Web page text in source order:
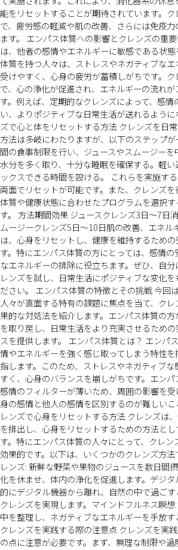
能をリセットすることが期待されています。ク
で、疲労感の軽減や肌の改善、さらには免疫
ます。 エンパス体質への影響とクレンズの重
は、他者の感情やエネルギーに敏感である状
体質を持つ人々は、ストレスやネガティブな
受けやすく、心身の疲労が蓄積しがちです。
で、心の浄化が促進され、エネルギーの流れが
す。例えば、定期的なクレンズによって、感情
い、よりポジティブな日常生活が送れるように
ズで心と体をリセットする方法 クレンズを日
方法は多岐にわたりますが、以下のステップが
間の食事制限を行い、ジュースやスムージーを
水分を多く取り、十分な睡眠を確保する。軽い
ックスできる時間を設ける。 これらを実施す
両面でリセットが可能です。また、クレンズ
体質や健康状態に合わせたプログラムを選択
す。 方法期間効果 ジュースクレンズ3日〜7日
ムージークレンズ5日〜10日肌の改善、エネル
は、心身をリセットし、健康を維持するため
す。特にエンパス体質の方にとっては、感情
なエネルギーの排除に役立ちます。ぜひ、自
レンズを試し、日常生活にポジティブな変化を
ださい。 エンパス体質の特徴とその挑戦 今回
人々が直面する特有の課題に焦点を当て、ク
果的な対処法を紹介します。エンパス体質の
を取り戻し、日常生活をより充実させるため
スを提供します。 エンパス体質とは？ エンパ
情やエネルギーを強く感じ取ってしまう特性
指します。このため、ストレスやネガティブな
すく、心身のバランスを崩しがちです。エンパ
感情のフィルターが薄いため、周囲の影響を
身の感情と他人の感情を区別するのが難しいこ
レンズで心身をリセットする方法 クレンズは
を排出し、心身をリセットするための方法と
す。特にエンパス体質の人々にとって、クレン
効果的です。以下は、いくつかのクレンズ方法
レンズ: 新鮮な野菜や果物のジュースを数日間
化を休ませ、体内の浄化を促進します。デジ
的にデジタル機器から離れ、自然の中で過ご
クレンズを実現します。マインドフルネス瞑
中を整理し、ネガティブなエネルギーを手放す
クレンズを実践する際の注意点 クレンズを実
の点に注意が必要です。まず、無理な制限や